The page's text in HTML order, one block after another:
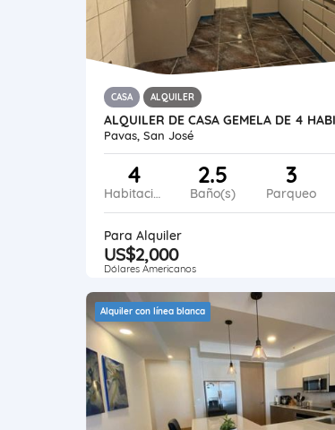
CASA ALQUILER
Pavas, San José
4
Habitaciones
2.5
Baño(s)
3
Parqueo
Para Alquiler
US$2,000
Dólares Americanos
Alquiler con línea blanca